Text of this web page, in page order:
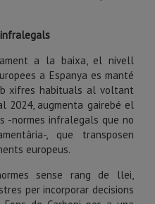
infralegals
a la baixa, el nivell
a Espanya es manté
xifres habituals al voltant
2024, augmenta gairebé el
-normes infralegals que no
, que transposen
europeus.
sense rang de llei,
per incorporar decisions